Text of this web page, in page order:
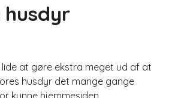
at gøre ekstra meget ud af at
husdyr det mange gange
kunne hjemmesiden